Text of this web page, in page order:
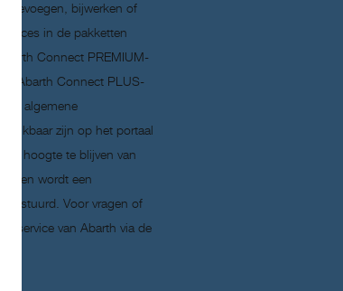
toevoegen, bijwerken of
in de pakketten
Connect PREMIUM-
Abarth Connect PLUS-
de algemene
zijn op het portaal
de hoogte te blijven van
wordt een
gestuurd. Voor vragen of
van Abarth via de